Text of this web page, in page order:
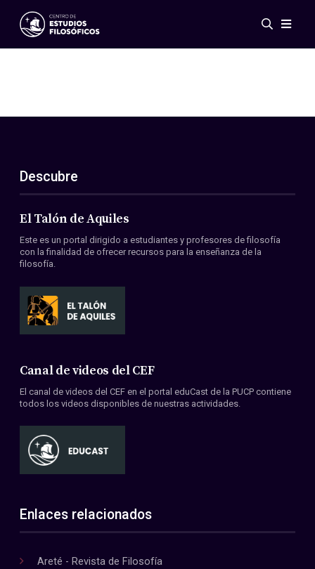
Eventos
ES
EN
Acerca de nosotros
Miembros
Convenios
Descubre
El Talón de Aquiles
Este es un portal dirigido a estudiantes y profesores de filosofía
con la finalidad de ofrecer recursos para la enseñanza de la
filosofía.
Canal de videos del CEF
El canal de videos del CEF en el portal eduCast de la PUCP contiene
todos los videos disponibles de nuestras actividades.
Enlaces relacionados
Areté - Revista de Filosofía